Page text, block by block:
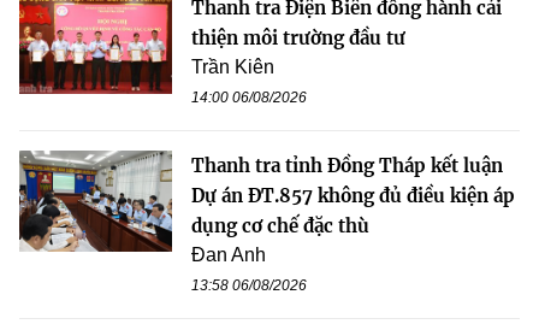
Thanh tra Điện Biên đồng hành cải
thiện môi trường đầu tư
Trần Kiên
14:00 06/08/2026
Thanh tra tỉnh Đồng Tháp kết luận
Dự án ĐT.857 không đủ điều kiện áp
dụng cơ chế đặc thù
Đan Anh
13:58 06/08/2026